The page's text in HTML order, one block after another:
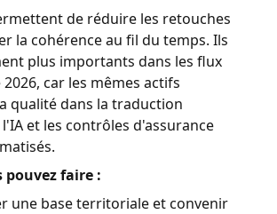
de réduire les retouches
la cohérence au fil du temps. Ils
plus importants dans les flux
car les mêmes actifs
qualité dans la traduction
et les contrôles d'assurance
pouvez faire :
une base territoriale et convenir